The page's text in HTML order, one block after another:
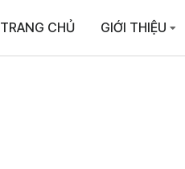
TRANG CHỦ GIỚI THIỆU